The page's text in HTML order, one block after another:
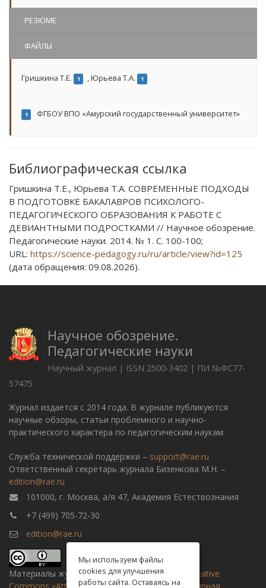
РЕЗЮМЕ
ФАЙЛЫ
Гришкина Т.Е. 1 ,Юрьева Т.А. 1
1 ФГБОУ ВПО «Амурский государственный университет»
Библиографическая ссылка
Гришкина Т.Е., Юрьева Т.А. СОВРЕМЕННЫЕ ПОДХОДЫ
В ПОДГОТОВКЕ БАКАЛАВРОВ ПСИХОЛОГО-
ПЕДАГОГИЧЕСКОГО ОБРАЗОВАНИЯ К РАБОТЕ С
ДЕВИАНТНЫМИ ПОДРОСТКАМИ // Научное обозрение.
Педагогические науки. 2014. № 1. С. 100-100;
URL: https://science-pedagogy.ru/ru/article/view?id=125
(дата обращения: 09.08.2026).
Научное обозрение.
Педагогические науки
Научный журнал | ISSN 2500-3402 | ПИ №ФС77-
57475
Журнал издается с 2014 года. В журнале публикуются
научные обзоры, статьи проблемного и научно-
практического характера по педагогическим наукам.
Служба технической поддержки – support@rae.ru
Ответственный секретарь журнала Бизенкова М.Н. –
edition@rae.ru
101000, г. Москва, а/я 47, Академия Естествознания
+7 (499) 705-72-30
edition@rae.ru
Материалы журнала доступны полицензии Creative
Мы используем файлы
cookies для улучшения
работы сайта. Оставаясь на